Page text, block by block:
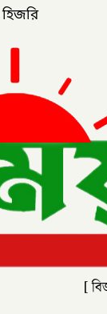
[